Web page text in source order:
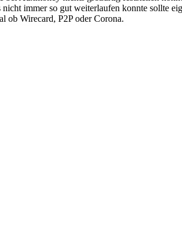
immer so gut weiterlaufen konnte sollte
ob Wirecard, P2P oder Corona.